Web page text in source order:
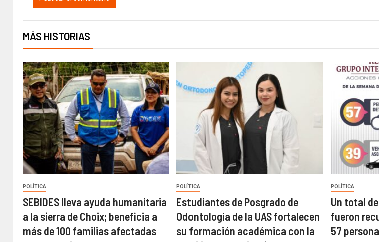
MÁS HISTORIAS
POLÍTICA
SEBIDES lleva ayuda humanitaria
a la sierra de Choix; beneficia a
más de 100 familias afectadas
POLÍTICA
Estudiantes de Posgrado de
Odontología de la UAS fortalecen
su formación académica con la
POLÍTICA
Un total
fueron
57